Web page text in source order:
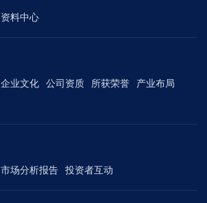
资料中心
企业文化 公司资质 所获荣誉 产业布局
市场分析报告 投资者互动